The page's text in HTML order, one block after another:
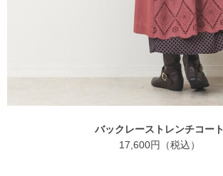
バックレーストレンチコート
17,600円（税込）